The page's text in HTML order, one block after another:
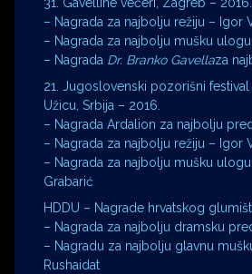
– Nagrada za najbolju režiju – Igor
– Nagrada za najbolju mušku
– Nagrada Dr. Branko Gavellaza
21. Jugoslovenski pozorišni festival
Užicu, Srbija – 2016.
– Nagrada Ardalion za najbolju
– Nagrada za najbolju režiju – Igor
– Nagrada za najbolju mušku
Grabarić
HDDU – Nagrade hrvatskog
– Nagrada za najbolju dramsku
– Nagradu za najbolju glavnu
Rushaidat